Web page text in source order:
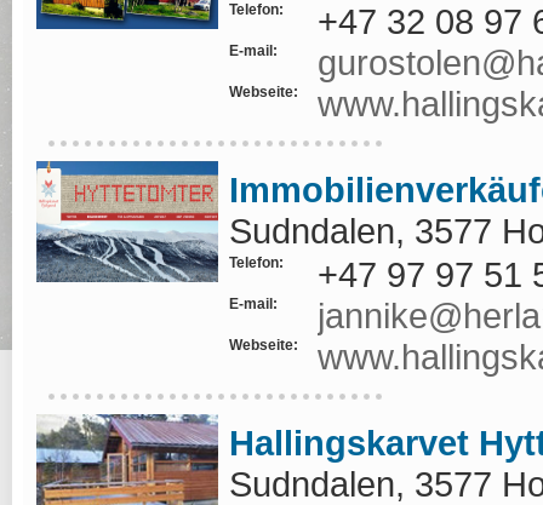
Telefon: +47 32 08 97
E-mail:
Webseite:
Sudndalen, 3577
Telefon: +47 97 97 51
E-mail:
Webseite:
Hallingskarvet
Sudndalen, 3577